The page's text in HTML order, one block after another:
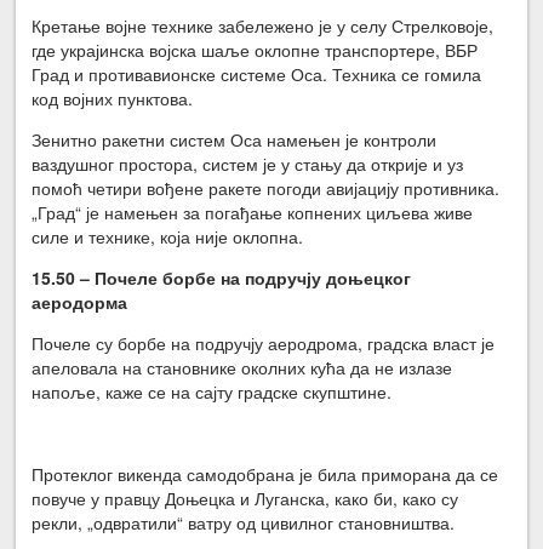
Кретање војне технике забележено је у селу Стрелковоје,
где украјинска војска шаље оклопне транспортере, ВБР
Град и противавионске системе Оса. Техника се гомила
код војних пунктова.
Зенитно ракетни систем Оса намењен је контроли
ваздушног простора, систем је у стању да открије и уз
помоћ четири вођене ракете погоди авијацију противника.
„Град“ је намењен за погађање копнених циљева живе
силе и технике, која није оклопна.
15.50 – Почеле борбе на подручју доњецког
аеродорма
Почеле су борбе на подручју аеродрома, градска власт је
апеловала на становнике околних кућа да не излазе
напоље, каже се на сајту градске скупштине.
Протеклог викенда самодобрана је била приморана да се
повуче у правцу Доњецка и Луганска, како би, како су
рекли, „одвратили“ ватру од цивилног становништва.